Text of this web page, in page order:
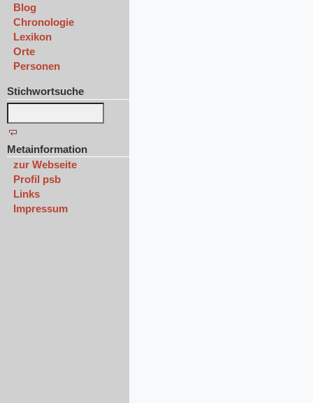
Blog
Chronologie
Lexikon
Orte
Personen
Stichwortsuche
Metainformation
zur Webseite
Profil psb
Links
Impressum